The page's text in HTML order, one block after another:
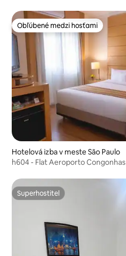
Obľúbené medzi hosťami
Obľúbené medzi hosťami
Hotelová izba v meste São Paulo
h604 - Flat Aeroporto Congonhas
Superhostiteľ
Superhostiteľ